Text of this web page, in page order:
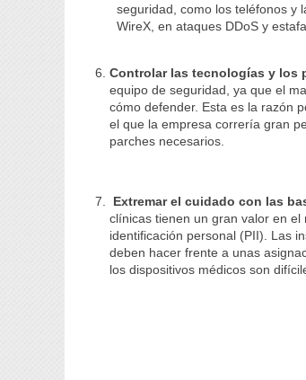
seguridad, como los teléfonos y
WireX, en ataques DDoS y
Controlar las tecnologías y los
equipo de seguridad, ya que el
cómo defender. Esta es la razón
el que la empresa correría gran
parches necesarios.
Extremar el cuidado con las
clínicas tienen un gran valor en
identificación personal (PII). Las
deben hacer frente a unas
los dispositivos médicos son